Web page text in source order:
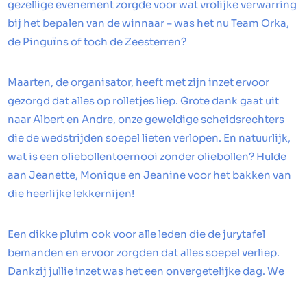
gezellige evenement zorgde voor wat vrolijke verwarring
bij het bepalen van de winnaar – was het nu Team Orka,
de Pinguïns of toch de Zeesterren?
Maarten, de organisator, heeft met zijn inzet ervoor
gezorgd dat alles op rolletjes liep. Grote dank gaat uit
naar Albert en Andre, onze geweldige scheidsrechters
die de wedstrijden soepel lieten verlopen. En natuurlijk,
wat is een oliebollentoernooi zonder oliebollen? Hulde
aan Jeanette, Monique en Jeanine voor het bakken van
die heerlijke lekkernijen!
Een dikke pluim ook voor alle leden die de jurytafel
bemanden en ervoor zorgden dat alles soepel verliep.
Dankzij jullie inzet was het een onvergetelijke dag. We